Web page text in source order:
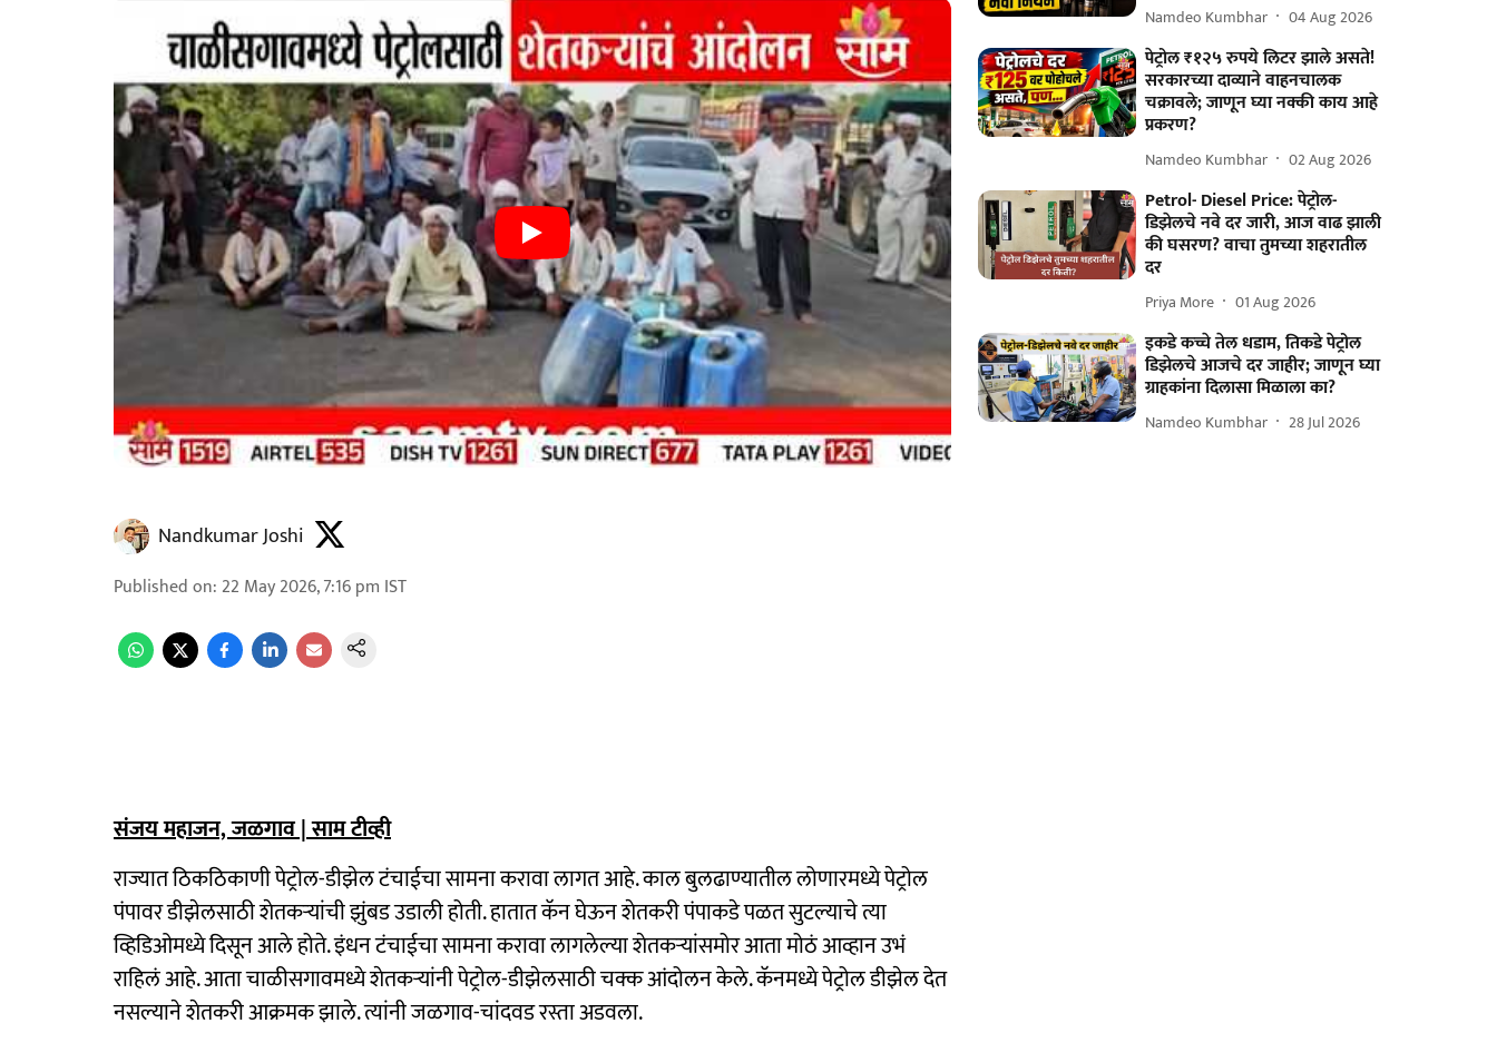
Nandkumar Joshi
Published on: 22 May 2026, 7:16 pm IST
संजय महाजन, जळगाव | साम टीव्ही
राज्यात ठिकठिकाणी पेट्रोल-डीझेल टंचाईचा सामना करावा लागत आहे. काल बुलढाण्यातील लोणारमध्ये पेट्रोल
पंपावर डीझेलसाठी शेतकऱ्यांची झुंबड उडाली होती. हातात कॅन घेऊन शेतकरी पंपाकडे पळत सुटल्याचे त्या
व्हिडिओमध्ये दिसून आले होते. इंधन टंचाईचा सामना करावा लागलेल्या शेतकऱ्यांसमोर आता मोठं आव्हान उभं
राहिलं आहे. आता चाळीसगावमध्ये शेतकऱ्यांनी पेट्रोल-डीझेलसाठी चक्क आंदोलन केले. कॅनमध्ये पेट्रोल डीझेल देत
नसल्याने शेतकरी आक्रमक झाले. त्यांनी जळगाव-चांदवड रस्ता अडवला.
Namdeo Kumbhar 04 Aug 2026
पेट्रोल ₹१२५ रुपये लिटर झाले असते!
सरकारच्या दाव्याने वाहनचालक
चक्रावले; जाणून घ्या नक्की काय आहे
प्रकरण?
Namdeo Kumbhar 02 Aug 2026
Petrol- Diesel Price: पेट्रोल-
डिझेलचे नवे दर जारी, आज वाढ झाली
की घसरण? वाचा तुमच्या शहरातील
दर
Priya More 01 Aug 2026
इकडे कच्चे तेल धडाम, तिकडे पेट्रोल
डिझेलचे आजचे दर जाहीर; जाणून घ्या
ग्राहकांना दिलासा मिळाला का?
Namdeo Kumbhar 28 Jul 2026